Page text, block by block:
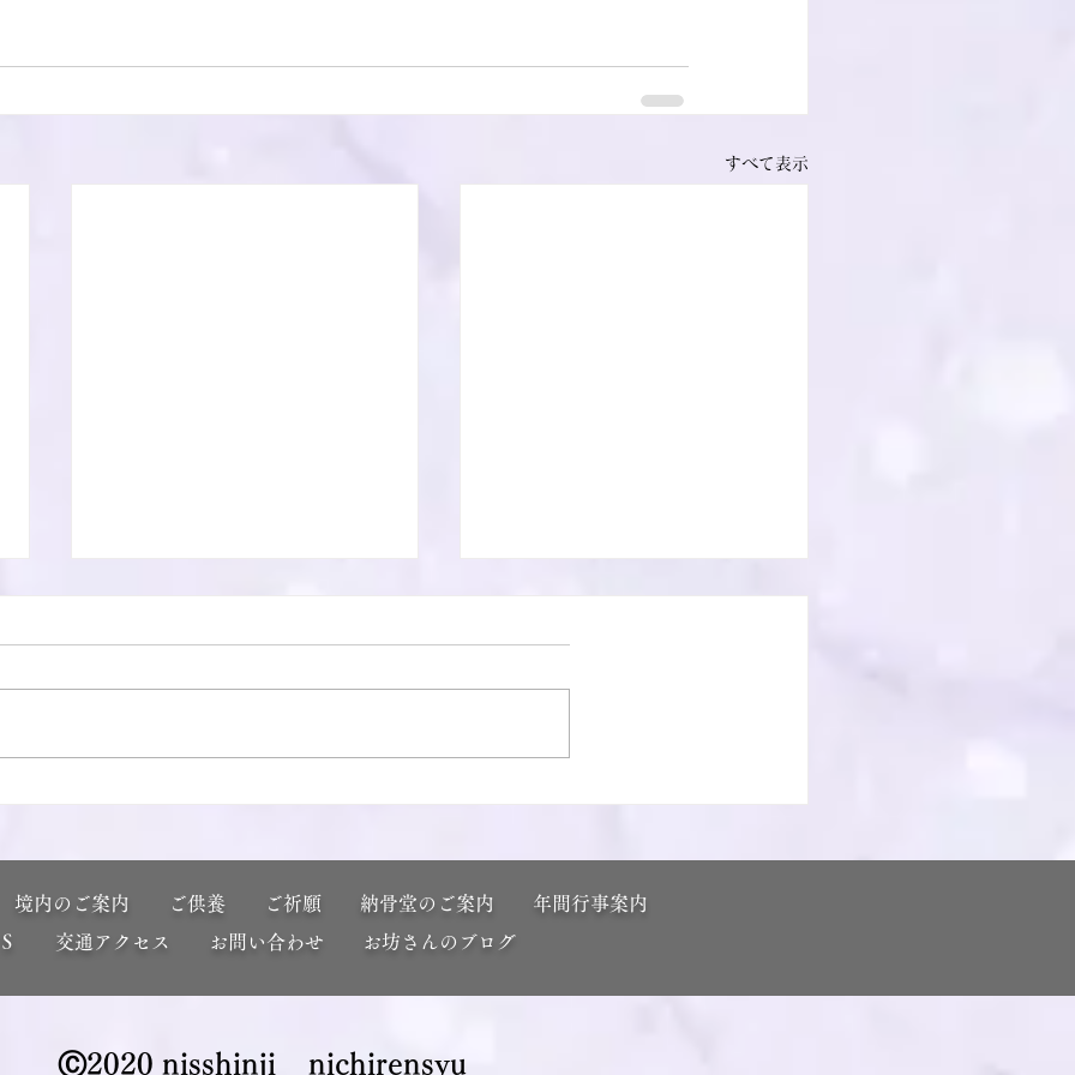
すべて表示
本興寺様頭痛封咒ほうろく祈
境内のご案内 ご供養 ご祈願 納骨堂のご案内 年間行事案内
Ｓ 交通アクセス お問い合わせ お坊さんのブログ
Ⓒ2020 nisshinji _ nichirensyu